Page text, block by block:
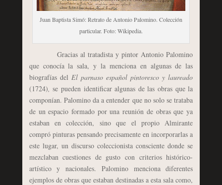
Juan Baptista Simó: Retrato de Antonio Palomino. Colección
particular. Foto: Wikipedia.
Gracias al tratadista y pintor Antonio Palomino
que conocía la sala, y la menciona en algunas de las
biografías del El parnaso español pintoresco y laureado
(1724) ,se pueden identificar algunas de las obras que la
componían. Palomino da a entender que no solo se trataba
de un espacio formado por una reunión de obras que ya
estaban en colección, sino que el propio Almirante
compró pinturas pensando precisamente en incorporarlas a
este lugar, un discurso coleccionista consciente donde se
mezclaban cuestiones de gusto con criterios histórico-
artístico y nacionales. Palomino menciona diferentes
ejemplos de obras que estaban destinadas a esta sala como,